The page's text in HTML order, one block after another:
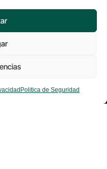
Politica de Seguridad